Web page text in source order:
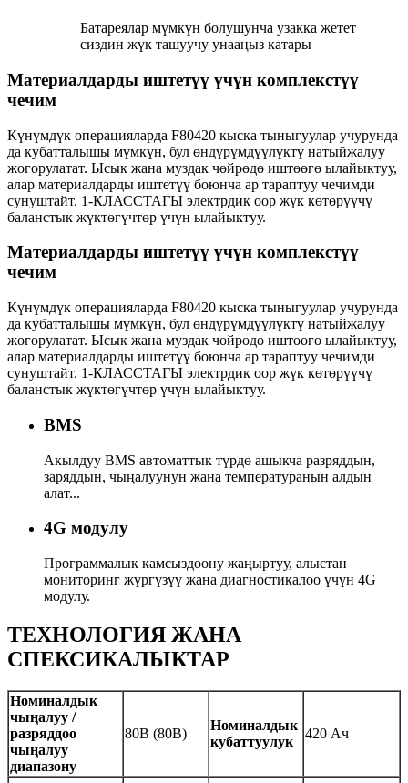
Батареялар мүмкүн болушунча узакка жетет
сиздин жүк ташуучу унааңыз катары
Материалдарды иштетүү үчүн комплекстүү
чечим
Күнүмдүк операцияларда F80420 кыска тыныгуулар учурунда
да кубатталышы мүмкүн, бул өндүрүмдүүлүктү натыйжалуу
жогорулатат. Ысык жана муздак чөйрөдө иштөөгө ылайыктуу,
алар материалдарды иштетүү боюнча ар тараптуу чечимди
сунуштайт. 1-КЛАССТАГЫ электрдик оор жүк көтөрүүчү
баланстык жүктөгүчтөр үчүн ылайыктуу.
Материалдарды иштетүү үчүн комплекстүү
чечим
Күнүмдүк операцияларда F80420 кыска тыныгуулар учурунда
да кубатталышы мүмкүн, бул өндүрүмдүүлүктү натыйжалуу
жогорулатат. Ысык жана муздак чөйрөдө иштөөгө ылайыктуу,
алар материалдарды иштетүү боюнча ар тараптуу чечимди
сунуштайт. 1-КЛАССТАГЫ электрдик оор жүк көтөрүүчү
баланстык жүктөгүчтөр үчүн ылайыктуу.
BMS
Акылдуу BMS автоматтык түрдө ашыкча разряддын,
заряддын, чыңалуунун жана температуранын алдын
алат...
4G модулу
Программалык камсыздоону жаңыртуу, алыстан
мониторинг жүргүзүү жана диагностикалоо үчүн 4G
модулу.
ТЕХНОЛОГИЯ ЖАНА
СПЕКСИКАЛЫКТАР
Номиналдык
чыңалуу /
разряддоо
чыңалуу
диапазону
80В (80В)
Номиналдык
кубаттуулук
420 Ач